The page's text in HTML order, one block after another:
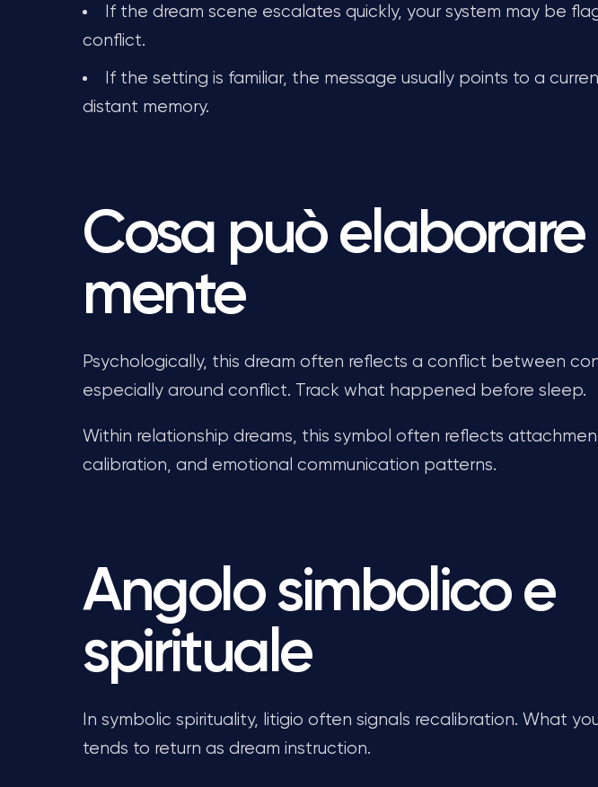
If the dream scene escalates quickly, your system may be
conflict.
If the setting is familiar, the message usually points to a
distant memory.
Cosa può elaborare
mente
Psychologically, this dream often reflects a conflict between
especially around conflict. Track what happened before sleep.
Within relationship dreams, this symbol often reflects
calibration, and emotional communication patterns.
Angolo simbolico e
spirituale
In symbolic spirituality, litigio often signals recalibration. What
tends to return as dream instruction.